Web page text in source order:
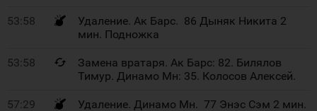
53:58
Удаление. Ак Барс. 86 Дыняк Никита 2
мин. Подножка
53:58
Замена вратаря. Ак Барс: 82. Билялов
Тимур. Динамо Мн: 35. Колосов Алексей.
57:29
Удаление. Динамо Мн. 77 Энэс Сэм 2 мин.